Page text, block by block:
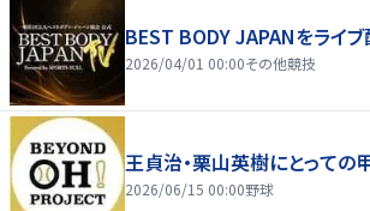
BEST BODY JAPANをライブ
2026/04/01 00:00その他競技
王貞治・栗山英樹にとっての
2026/06/15 00:00野球